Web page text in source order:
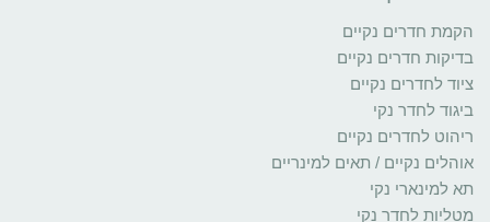
הקמת חדרים נקיים
בדיקות חדרים נקיים
ציוד לחדרים נקיים
ביגוד לחדר נקי
ריהוט לחדרים נקיים
אוהלים נקיים / תאים למינריים
תא למינארי נקי
מטליות לחדר נקי